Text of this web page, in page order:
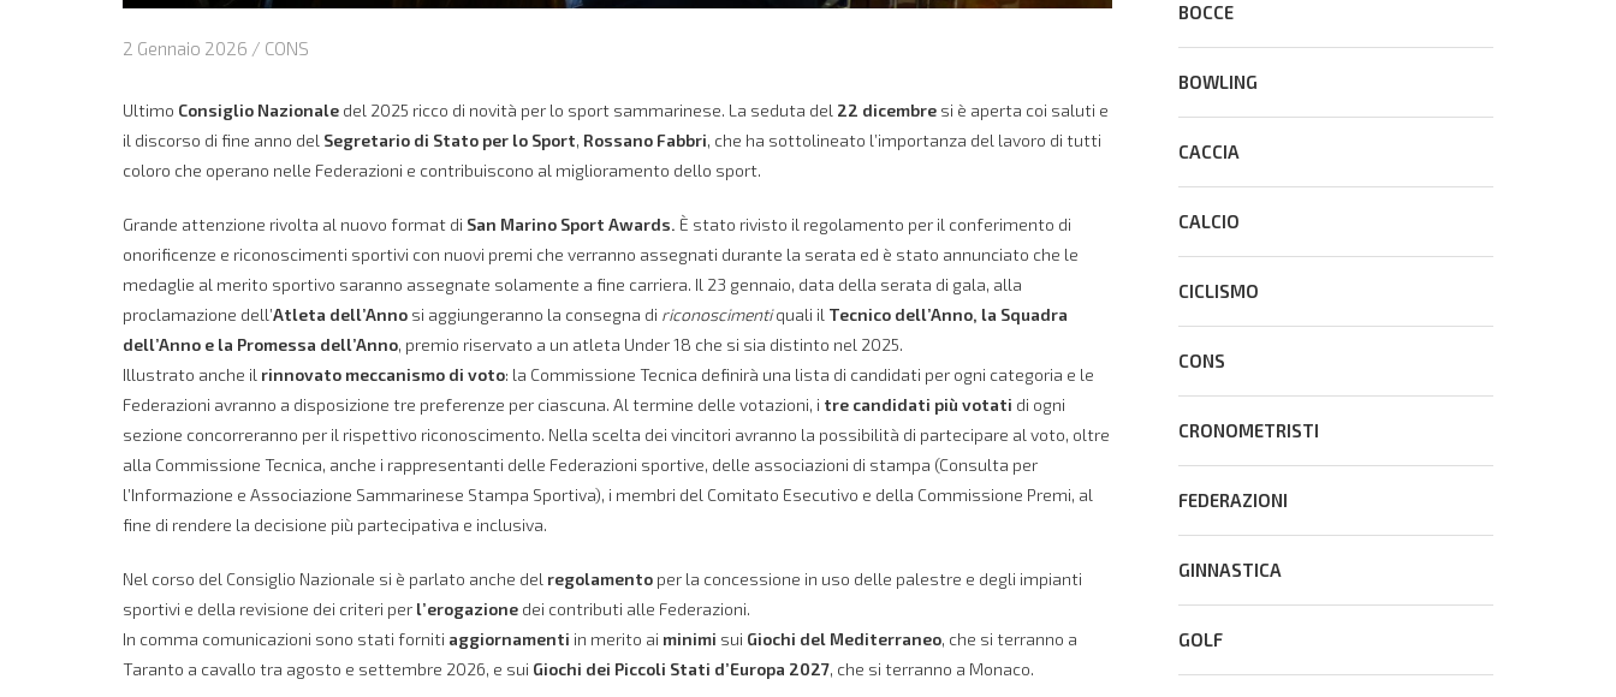
2 Gennaio 2026 / CONS
Ultimo Consiglio Nazionale del 2025 ricco di novità per lo sport sammarinese. La seduta del 22 dicembre si è aperta coi saluti e
il discorso di fine anno del Segretario di Stato per lo Sport, Rossano Fabbri, che ha sottolineato l’importanza del lavoro di tutti
coloro che operano nelle Federazioni e contribuiscono al miglioramento dello sport.
Grande attenzione rivolta al nuovo format di San Marino Sport Awards. È stato rivisto il regolamento per il conferimento di
onorificenze e riconoscimenti sportivi con nuovi premi che verranno assegnati durante la serata ed è stato annunciato che le
medaglie al merito sportivo saranno assegnate solamente a fine carriera. Il 23 gennaio, data della serata di gala, alla
proclamazione dell’Atleta dell’Anno si aggiungeranno la consegna di riconoscimentiquali il Tecnico dell’Anno, la Squadra
dell’Anno e la Promessa dell’Anno, premio riservato a un atleta Under 18 che si sia distinto nel 2025.
Illustrato anche il rinnovato meccanismo di voto: la Commissione Tecnica definirà una lista di candidati per ogni categoria e le
Federazioni avranno a disposizione tre preferenze per ciascuna. Al termine delle votazioni, i tre candidati più votati di ogni
sezione concorreranno per il rispettivo riconoscimento. Nella scelta dei vincitori avranno la possibilità di partecipare al voto, oltre
alla Commissione Tecnica, anche i rappresentanti delle Federazioni sportive, delle associazioni di stampa (Consulta per
l’Informazione e Associazione Sammarinese Stampa Sportiva), i membri del Comitato Esecutivo e della Commissione Premi, al
fine di rendere la decisione più partecipativa e inclusiva.
Nel corso del Consiglio Nazionale si è parlato anche del regolamento per la concessione in uso delle palestre e degli impianti
sportivi e della revisione dei criteri per l’erogazione dei contributi alle Federazioni.
In comma comunicazioni sono stati forniti aggiornamenti in merito ai minimi sui Giochi del Mediterraneo, che si terranno a
Taranto a cavallo tra agosto e settembre 2026, e sui Giochi dei Piccoli Stati d’Europa 2027, che si terranno a Monaco.
BOCCE
BOWLING
CACCIA
CALCIO
CICLISMO
CONS
CRONOMETRISTI
FEDERAZIONI
GINNASTICA
GOLF